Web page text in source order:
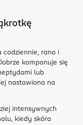
codziennie, rano i
komponuje się
lub
nastawiona na
intensywnych
kiedy skóra